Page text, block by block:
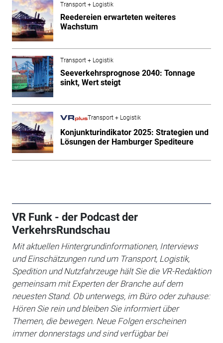
Transport + Logistik
Reedereien erwarteten weiteres
Wachstum
Transport + Logistik
Seeverkehrsprognose 2040: Tonnage
sinkt, Wert steigt
Transport + Logistik
Konjunkturindikator 2025: Strategien und
Lösungen der Hamburger Spediteure
VR Funk - der Podcast der
VerkehrsRundschau
Mit aktuellen Hintergrundinformationen, Interviews
und Einschätzungen rund um Transport, Logistik,
Spedition und Nutzfahrzeuge hält Sie die VR-Redaktion
gemeinsam mit Experten der Branche auf dem
neuesten Stand. Ob unterwegs, im Büro oder zuhause:
Hören Sie rein und bleiben Sie informiert über
Themen, die bewegen. Neue Folgen erscheinen
immer donnerstags und sind verfügbar bei